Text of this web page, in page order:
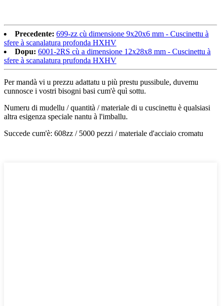
Precedente: 699-zz cù dimensione 9x20x6 mm - Cuscinettu à
sfere à scanalatura profonda HXHV
Dopu: 6001-2RS cù a dimensione 12x28x8 mm - Cuscinettu à
sfere à scanalatura prufonda HXHV
Per mandà vi u prezzu adattatu u più prestu pussibule, duvemu
cunnosce i vostri bisogni basi cum'è quì sottu.
Numeru di mudellu / quantità / materiale di u cuscinettu è qualsiasi
altra esigenza speciale nantu à l'imballu.
Succede cum'è: 608zz / 5000 pezzi / materiale d'acciaio cromatu